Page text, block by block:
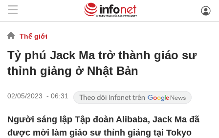
Thế giới
Tỷ phú Jack Ma trở thành giáo sư
thỉnh giảng ở Nhật Bản
02/05/2023 - 06:31
Người sáng lập Tập đoàn Alibaba, Jack Ma đã
được mời làm giáo sư thỉnh giảng tại Tokyo